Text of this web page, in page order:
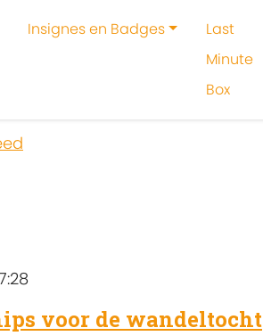
Insignes en Badges
Last
Minute
Box
voor de wandeltocht